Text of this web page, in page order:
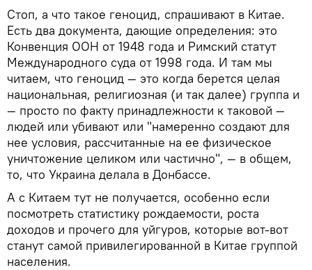
Стоп, а что такое геноцид, спрашивают в Китае.
Есть два документа, дающие определения: это
Конвенция ООН от 1948 года и Римский статут
Международного суда от 1998 года. И там мы
читаем, что геноцид — это когда берется целая
национальная, религиозная (и так далее) группа и
— просто по факту принадлежности к таковой —
людей или убивают или "намеренно создают для
нее условия, рассчитанные на ее физическое
уничтожение целиком или частично", — в общем,
то, что Украина делала в Донбассе.
А с Китаем тут не получается, особенно если
посмотреть статистику рождаемости, роста
доходов и прочего для уйгуров, которые вот-вот
станут самой привилегированной в Китае группой
населения.